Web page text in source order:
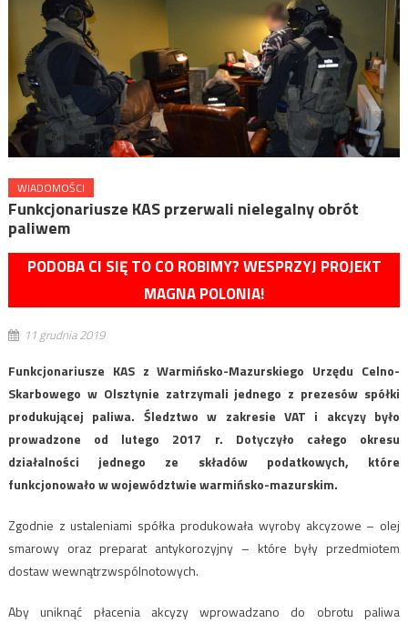
WIADOMOŚCI
Funkcjonariusze KAS przerwali nielegalny obrót
paliwem
PODOBA CI SIĘ TO CO ROBIMY? WESPRZYJ PROJEKT
MAGNA POLONIA!
11 grudnia 2019
Funkcjonariusze KAS z Warmińsko-Mazurskiego Urzędu Celno-
Skarbowego w Olsztynie zatrzymali jednego z prezesów spółki
produkującej paliwa. Śledztwo w zakresie VAT i akcyzy było
prowadzone od lutego 2017 r. Dotyczyło całego okresu
działalności jednego ze składów podatkowych, które
funkcjonowało w województwie warmińsko-mazurskim.
Zgodnie z ustaleniami spółka produkowała wyroby akcyzowe – olej
smarowy oraz preparat antykorozyjny – które były przedmiotem
dostaw wewnątrzwspólnotowych.
Aby uniknąć płacenia akcyzy wprowadzano do obrotu paliwa